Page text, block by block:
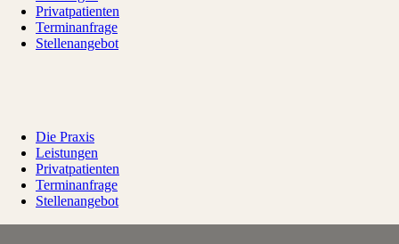
Privatpatienten
Terminanfrage
Stellenangebot
Die Praxis
Leistungen
Privatpatienten
Terminanfrage
Stellenangebot